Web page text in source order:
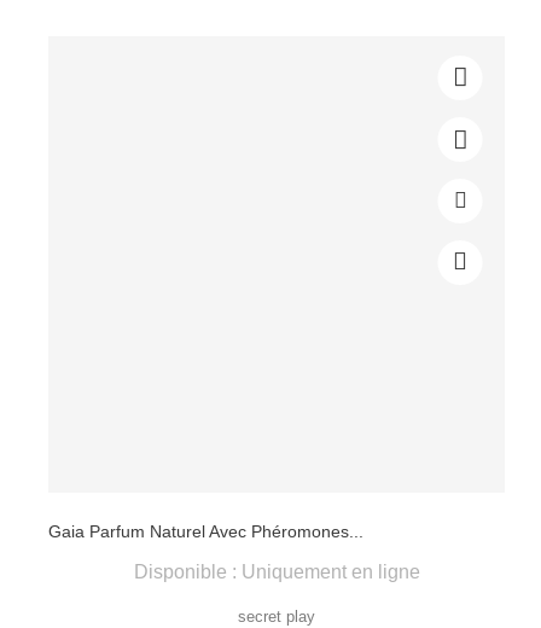
Gaia Parfum Naturel Avec Phéromones...
Disponible : Uniquement en ligne
secret play